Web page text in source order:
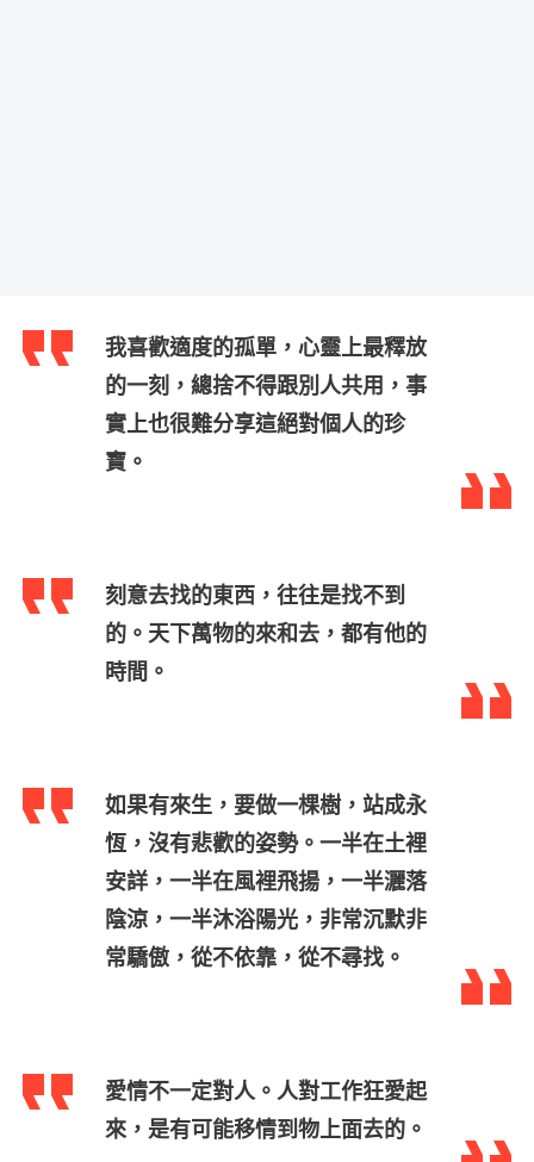
我喜歡適度的孤單，心靈上最釋放
的一刻，總捨不得跟別人共用，事
實上也很難分享這絕對個人的珍
寶。
刻意去找的東西，往往是找不到
的。天下萬物的來和去，都有他的
時間。
如果有來生，要做一棵樹，站成永
恆，沒有悲歡的姿勢。一半在土裡
安詳，一半在風裡飛揚，一半灑落
陰涼，一半沐浴陽光，非常沉默非
常驕傲，從不依靠，從不尋找。
愛情不一定對人。人對工作狂愛起
來，是有可能移情到物上面去的。